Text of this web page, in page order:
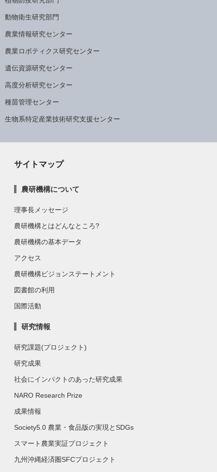
動物衛生研究部門
農業情報研究センター
農業ロボティクス研究センター
遺伝資源研究センター
高度分析研究センター
種苗管理センター
生物系特定産業技術研究支援センター
サイトマップ
農研機構について
理事長メッセージ
農研機構とはどんなところ?
農研機構の基本データ
アクセス
農研機構ビジョンステートメント
図書館の利用
国際活動
研究情報
研究課題(プロジェクト)
研究成果
社会にインパクトのあった研究成果
NARO Research Prize
成果情報
Society5.0 農業・食品版の実現とSDGs
スマート農業実証プロジェクト
九州沖縄経済圏SFCプロジェクト